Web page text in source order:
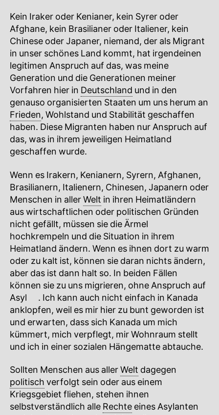
Kein Iraker oder Kenianer, kein Syrer oder
Afghane, kein Brasilianer oder Italiener, kein
Chinese oder Japaner, niemand, der als Migrant
in unser schönes Land kommt, hat irgendeinen
legitimen Anspruch auf das, was meine
Generation und die Generationen meiner
Vorfahren hier in Deutschland und in den
genauso organisierten Staaten um uns herum an
Frieden, Wohlstand und Stabilität geschaffen
haben. Diese Migranten haben nur Anspruch auf
das, was in ihrem jeweiligen Heimatland
geschaffen wurde.
Wenn es Irakern, Kenianern, Syrern, Afghanen,
Brasilianern, Italienern, Chinesen, Japanern oder
Menschen in allerWelt in ihren Heimatländern
aus wirtschaftlichen oder politischen Gründen
nicht gefällt, müssen sie die Ärmel
hochkrempeln und die Situation in ihrem
Heimatland ändern. Wenn es ihnen dort zu warm
oder zu kalt ist, können sie daran nichts ändern,
aber das ist dann halt so. In beiden Fällen
können sie zu uns migrieren, ohne Anspruch auf
Asyl
. Ich kann auch nicht einfach in Kanada
anklopfen, weil es mir hier zu bunt geworden ist
und erwarten, dass sich Kanada um mich
kümmert, mich verpflegt, mir Wohnraum stellt
und ich in einer sozialen Hängematte abtauche.
Sollten Menschen aus allerWelt dagegen
politisch verfolgt sein oder aus einem
Kriegsgebiet fliehen, stehen ihnen
selbstverständlich alle Rechte eines Asylanten